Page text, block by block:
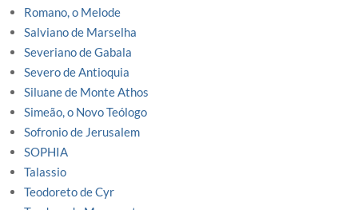
Romano, o Melode
Salviano de Marselha
Severiano de Gabala
Severo de Antioquia
Siluane de Monte Athos
Simeão, o Novo Teólogo
Sofronio de Jerusalem
SOPHIA
Talassio
Teodoreto de Cyr